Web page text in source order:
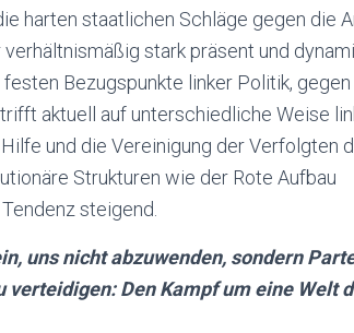
harten staatlichen Schläge gegen die
stark präsent und
Bezugspunkte linker Politik, gegen
aktuell auf unterschiedliche Weise
und die Vereinigung der Verfolgten
Strukturen wie der Rote Aufbau
steigend.
uns nicht abzuwenden, sondern
Den Kampf um eine Welt